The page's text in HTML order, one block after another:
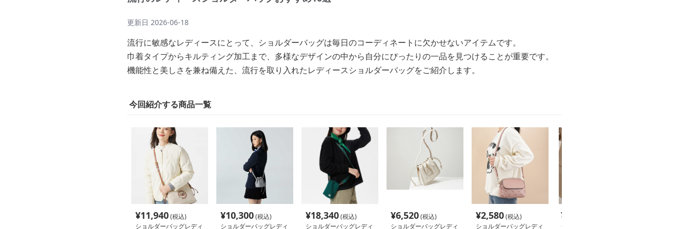
更新日 2026-06-18
流行に敏感なレディースにとって、ショルダーバッグは毎日のコーディネートに欠かせないアイテムです。
巾着タイプからキルティング加工まで、多様なデザインの中から自分にぴったりの一品を見つけることが重要です。
機能性と美しさを兼ね備えた、流行を取り入れたレディースショルダーバッグをご紹介します。
今回紹介する商品一覧
¥11,940(税込)
ショルダーバッグレディ
¥10,300(税込)
ショルダーバッグレディ
¥18,340(税込)
ショルダーバッグレディ
¥6,520(税込)
ショルダーバッグレディ
¥2,580(税込)
ショルダーバッグレディ
¥
ショルダーバッグレディ